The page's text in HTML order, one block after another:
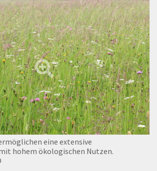
eine extensive
hohem ökologischen Nutzen.